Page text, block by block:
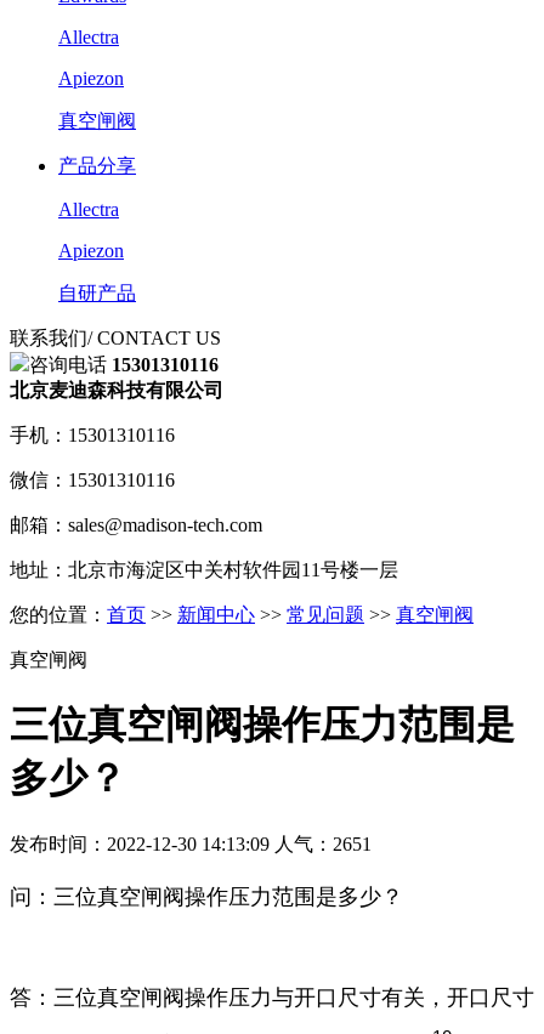
Allectra
Apiezon
真空闸阀
产品分享
Allectra
Apiezon
自研产品
联系我们/ CONTACT US
咨询电话 15301310116
北京麦迪森科技有限公司
手机：15301310116
微信：15301310116
邮箱：sales@madison-tech.com
地址：北京市海淀区中关村软件园11号楼一层
您的位置： 首页 >> 新闻中心 >> 常见问题 >> 真空闸阀
真空闸阀
三位真空闸阀操作压力范围是
多少？
发布时间：2022-12-30 14:13:09 人气：2651
问：三位真空闸阀操作压力范围是多少？
答：三位真空闸阀操作压力与开口尺寸有关，开口尺寸